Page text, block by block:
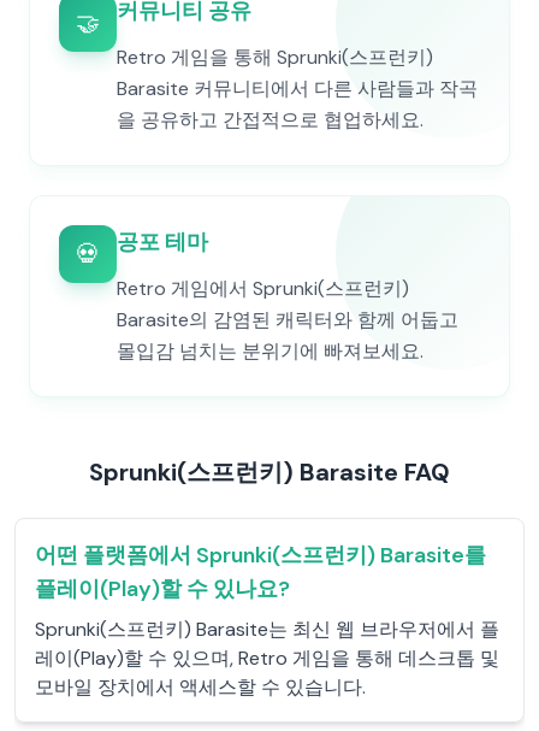
🤝 커뮤니티 공유
Retro 게임을 통해 Sprunki(스프런키)
Barasite 커뮤니티에서 다른 사람들과 작곡
을 공유하고 간접적으로 협업하세요.
💀 공포 테마
Retro 게임에서 Sprunki(스프런키)
Barasite의 감염된 캐릭터와 함께 어둡고
몰입감 넘치는 분위기에 빠져보세요.
Sprunki(스프런키) Barasite FAQ
어떤 플랫폼에서 Sprunki(스프런키) Barasite를
플레이(Play)할 수 있나요?
Sprunki(스프런키) Barasite는 최신 웹 브라우저에서 플
레이(Play)할 수 있으며, Retro 게임을 통해 데스크톱 및
모바일 장치에서 액세스할 수 있습니다.